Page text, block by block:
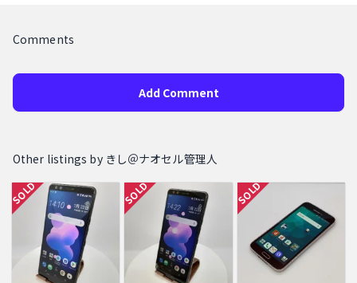
Comments
Add Comment
Other listings by きし＠ナオセル管理人
SOLD SOLD SOLD